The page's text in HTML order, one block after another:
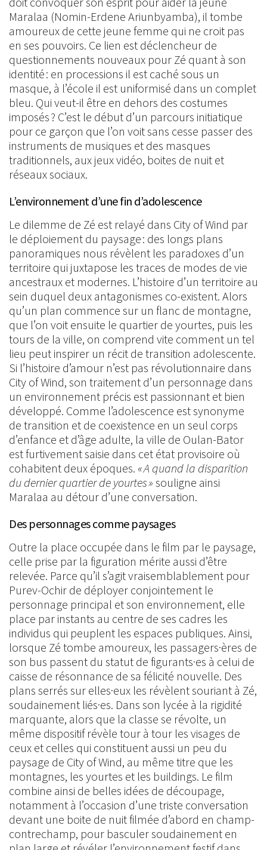
Maralaa (Nomin-Erdene Ariunbyamba), il tombe
amoureux de cette jeune femme qui ne croit pas
en ses pouvoirs. Ce lien est déclencheur de
questionnements nouveaux pour Zé quant à son
identité : en processions il est caché sous un
masque, à l’école il est uniformisé dans un complet
bleu. Qui veut-il être en dehors des costumes
imposés ? C’est le début d’un parcours initiatique
pour ce garçon que l’on voit sans cesse passer des
instruments de musiques et des masques
traditionnels, aux jeux vidéo, boites de nuit et
réseaux sociaux.
L’environnement d’une fin d’adolescence
Le dilemme de Zé est relayé dans City of Wind par
le déploiement du paysage : des longs plans
panoramiques nous révèlent les paradoxes d’un
territoire qui juxtapose les traces de modes de vie
ancestraux et modernes. L’histoire d’un territoire au
sein duquel deux antagonismes co-existent. Alors
qu’un plan commence sur un flanc de montagne,
que l’on voit ensuite le quartier de yourtes, puis les
tours de la ville, on comprend vite comment un tel
lieu peut inspirer un récit de transition adolescente.
Si l’histoire d’amour n’est pas révolutionnaire dans
City of Wind, son traitement d’un personnage dans
un environnement précis est passionnant et bien
développé. Comme l’adolescence est synonyme
de transition et de coexistence en un seul corps
d’enfance et d’âge adulte, la ville de Oulan-Bator
est furtivement saisie dans cet état provisoire où
cohabitent deux époques. « A quand la disparition
du dernier quartier de yourtes » souligne ainsi
Maralaa au détour d’une conversation.
Des personnages comme paysages
Outre la place occupée dans le film par le paysage,
celle prise par la figuration mérite aussi d’être
relevée. Parce qu’il s’agit vraisemblablement pour
Purev-Ochir de déployer conjointement le
personnage principal et son environnement, elle
place par instants au centre de ses cadres les
individus qui peuplent les espaces publiques. Ainsi,
lorsque Zé tombe amoureux, les passagers·ères de
son bus passent du statut de figurants·es à celui de
caisse de résonnance de sa félicité nouvelle. Des
plans serrés sur elles·eux les révèlent souriant à Zé,
soudainement liés·es. Dans son lycée à la rigidité
marquante, alors que la classe se révolte, un
même dispositif révèle tour à tour les visages de
ceux et celles qui constituent aussi un peu du
paysage de City of Wind, au même titre que les
montagnes, les yourtes et les buildings. Le film
combine ainsi de belles idées de découpage,
notamment à l’occasion d’une triste conversation
devant une boite de nuit filmée d’abord en champ-
contrechamp, pour basculer soudainement en